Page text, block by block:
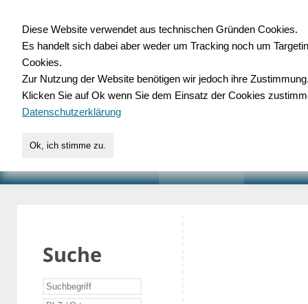
für Handwerk,
Suche
Diese Website verwendet aus technischen Gründen Cookies.
Es handelt sich dabei aber weder um Tracking noch um
Cookies.
Zur Nutzung der Website benötigen wir jedoch ihre
Klicken Sie auf Ok wenn Sie dem Einsatz der Cookies
Datenschutzerklärung
Ok, ich stimme zu.